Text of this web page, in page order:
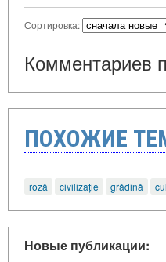
Сортировка:
Комментариев
ПОХОЖИЕ
roză civilizație grădină
Новые публикации: